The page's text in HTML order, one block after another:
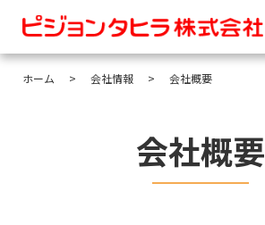
ホーム 会社情報 会社概要
会社概要